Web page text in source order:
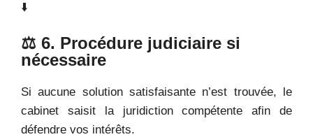
⬇️
⚖️ 6. Procédure judiciaire si
nécessaire
Si aucune solution satisfaisante n’est trouvée, le
cabinet saisit la juridiction compétente afin de
défendre vos intérêts.